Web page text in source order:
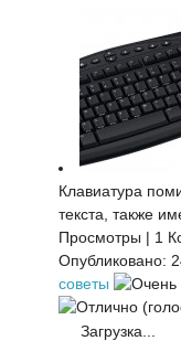
Клавиатура
текста, также
Просмотры | 1
Опубликовано:
советы
Загрузка...